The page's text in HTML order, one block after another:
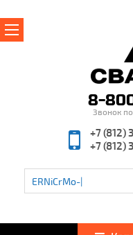
Производители
Полезная
8-
Звонок
+7 (812)
+7 (812)